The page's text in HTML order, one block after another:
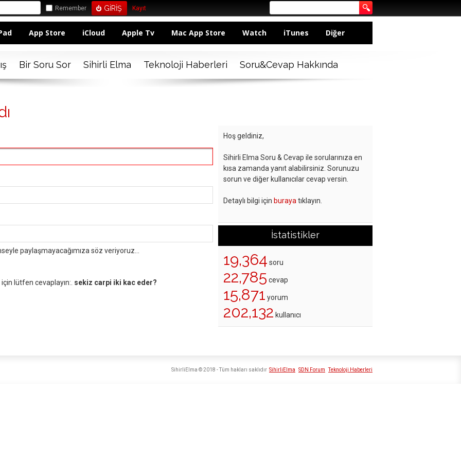
Remember Kayıt
App Store iCloud Apple Tv Mac App Store Watch iTunes Diğer
Bir Soru Sor Sihirli Elma Teknoloji Haberleri Soru&Cevap Hakkında
paylaşmayacağımıza söz veriyoruz...
lütfen cevaplayın:. sekiz carpi iki kac eder?
Hoş geldiniz,
Sihirli Elma Soru & Cevap ile sorularınıza en
kısa zamanda yanıt alabilirsiniz. Sorunuzu
sorun ve diğer kullanıcılar cevap versin.
Detaylı bilgi için buraya tıklayın.
İstatistikler
19,364 soru
22,785 cevap
15,871 yorum
202,132 kullanıcı
SihirliElma SDN Forum Teknoloji Haberleri
SihirliElma © 2018 - Tüm hakları saklıdır